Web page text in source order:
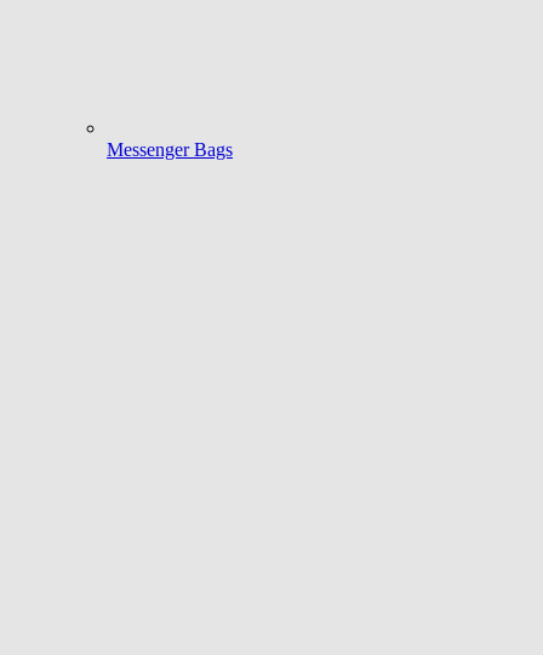
Messenger Bags